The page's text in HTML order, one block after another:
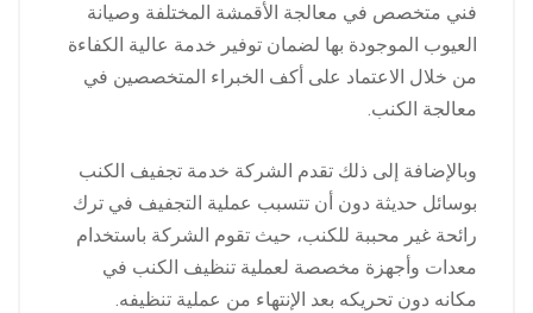
فني متخصص في معالجة الأقمشة المختلفة وصيانة
العيوب الموجودة بها لضمان توفير خدمة عالية الكفاءة
من خلال الاعتماد على أكف الخبراء المتخصصين في
معالجة الكنب.
وبالإضافة إلى ذلك تقدم الشركة خدمة تجفيف الكنب
بوسائل حديثة دون أن تتسبب عملية التجفيف في ترك
رائحة غير محببة للكنب، حيث تقوم الشركة باستخدام
معدات وأجهزة مخصصة لعملية تنظيف الكنب في
مكانه دون تحريكه بعد الإنتهاء من عملية تنظيفه.